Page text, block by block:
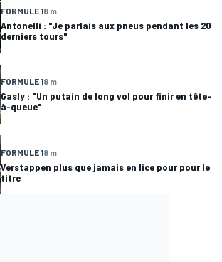
FORMULE 18 m
Antonelli : "Je parlais aux pneus pendant les 20
derniers tours"
FORMULE 18 m
Gasly : "Un putain de long vol pour finir en tête-
à-queue"
FORMULE 18 m
Verstappen plus que jamais en lice pour pour le
titre